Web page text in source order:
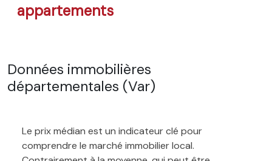
appartements
Données immobilières
départementales (Var)
Le prix médian est un indicateur clé pour
comprendre le marché immobilier local.